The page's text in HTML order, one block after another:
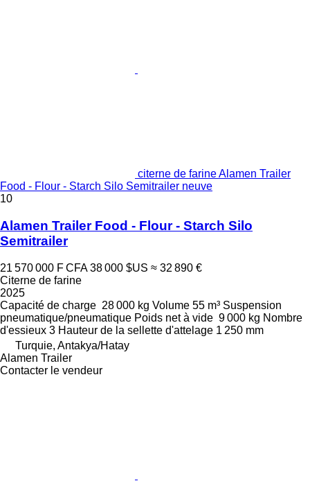
citerne de farine Alamen Trailer
Food - Flour - Starch Silo Semitrailer neuve
10
Alamen Trailer Food - Flour - Starch Silo
Semitrailer
21 570 000 F CFA 38 000 $US ≈ 32 890 €
Citerne de farine
2025
Capacité de charge 28 000 kg Volume 55 m³ Suspension
pneumatique/pneumatique Poids net à vide 9 000 kg Nombre
d'essieux 3 Hauteur de la sellette d'attelage 1 250 mm
Turquie, Antakya/Hatay
Alamen Trailer
Contacter le vendeur